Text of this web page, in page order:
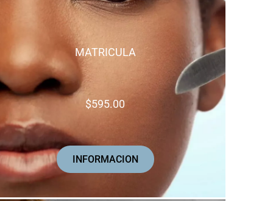
MATRICULA
$595.00
INFORMACION